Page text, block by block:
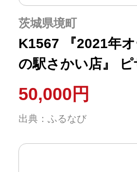
茨城県境町
K1567 『2021年
の駅さかい店』
(15,000円相当)
50,000円
出典：ふるなび